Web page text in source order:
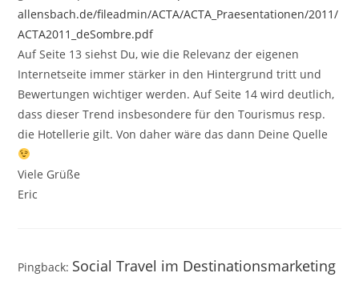
allensbach.de/fileadmin/ACTA/ACTA_Praesentationen/2011/
ACTA2011_deSombre.pdf
Auf Seite 13 siehst Du, wie die Relevanz der eigenen
Internetseite immer stärker in den Hintergrund tritt und
Bewertungen wichtiger werden. Auf Seite 14 wird deutlich,
dass dieser Trend insbesondere für den Tourismus resp.
die Hotellerie gilt. Von daher wäre das dann Deine Quelle
Viele Grüße
Eric
Pingback: Social Travel im Destinationsmarketing